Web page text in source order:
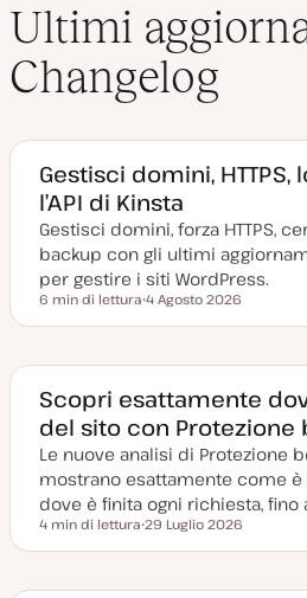
Ultimi
Changelog
Gestisci domini,
l’API di Kinsta
Gestisci domini, forza HTTPS,
backup con gli ultimi
per gestire i siti WordPress.
Tempo di lettura
6 min di lettura
a
a
g
g
i
o
r
a
a
4 Agosto 2026
Scopri esattamente
del sito con Protezione
Le nuove analisi di Protezione
mostrano esattamente come è
dove è finita ogni richiesta, fino
Tempo di lettura
4 min di lettura
a
a
29 Luglio 2026